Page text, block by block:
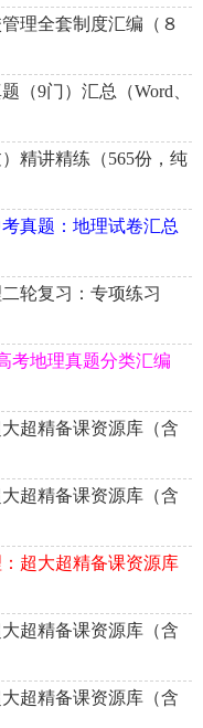
理全套制度汇编（８
（9门）汇总（Word、
精讲精练（565份，纯
真题：地理试卷汇总
轮复习：专项练习
考地理真题分类汇编
超精备课资源库（含
超精备课资源库（含
超大超精备课资源库
超精备课资源库（含
超精备课资源库（含